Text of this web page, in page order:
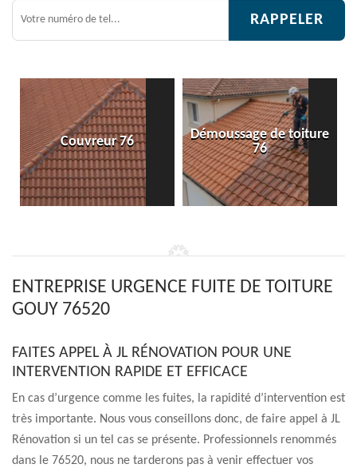
Démoussage de toiture
76
Etanchéité toiture 76
ENTREPRISE URGENCE FUITE DE TOITURE
GOUY 76520
FAITES APPEL À JL RÉNOVATION POUR UNE
INTERVENTION RAPIDE ET EFFICACE
En cas d’urgence comme les fuites, la rapidité d’intervention est
très importante. Nous vous conseillons donc, de faire appel à JL
Rénovation si un tel cas se présente. Professionnels renommés
dans le 76520, nous ne tarderons pas à venir effectuer vos